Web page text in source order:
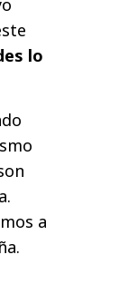
lo
a